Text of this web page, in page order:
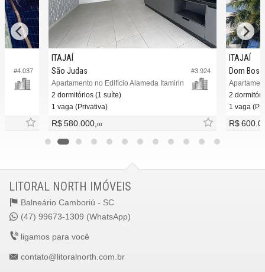
#4.037 #3.924
ITAJAÍ
São Judas
Apartamento no Edifício Alameda Itamirin
2 dormitórios (1 suíte)
1 vaga (Privativa)
R$ 580.000, 00
ITAJAÍ
Dom
2
1 vaga
R$
LITORAL NORTH IMÓVEIS
Balneário Camboriú - SC
(47) 99673-1309 (WhatsApp)
ligamos para você
contato@litoralnorth.com.br